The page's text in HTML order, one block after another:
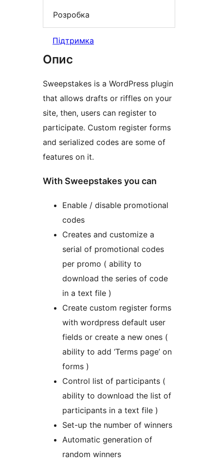
Розробка
Підтримка
Опис
Sweepstakes is a WordPress plugin
that allows drafts or riffles on your
site, then, users can register to
participate. Custom register forms
and serialized codes are some of
features on it.
With Sweepstakes you can
Enable / disable promotional
codes
Creates and customize a
serial of promotional codes
per promo ( ability to
download the series of code
in a text file )
Create custom register forms
with wordpress default user
fields or create a new ones (
ability to add ‘Terms page’ on
forms )
Control list of participants (
ability to download the list of
participants in a text file )
Set-up the number of winners
Automatic generation of
random winners